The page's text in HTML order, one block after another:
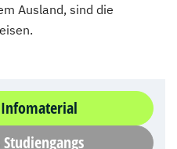
Ausland, sind die
Infomaterial